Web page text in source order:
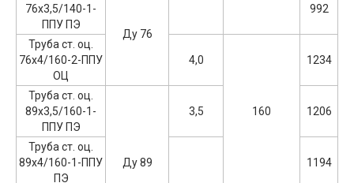
76х3,5/140-1-
ППУ ПЭ
Ду 76
992
Труба ст. оц.
76х4/160-2-ППУ
ОЦ
4,0
160
1234
Труба ст. оц.
89х3,5/160-1-
ППУ ПЭ
Ду 89
3,5 1206
Труба ст. оц.
89х4/160-1-ППУ
ПЭ
1194